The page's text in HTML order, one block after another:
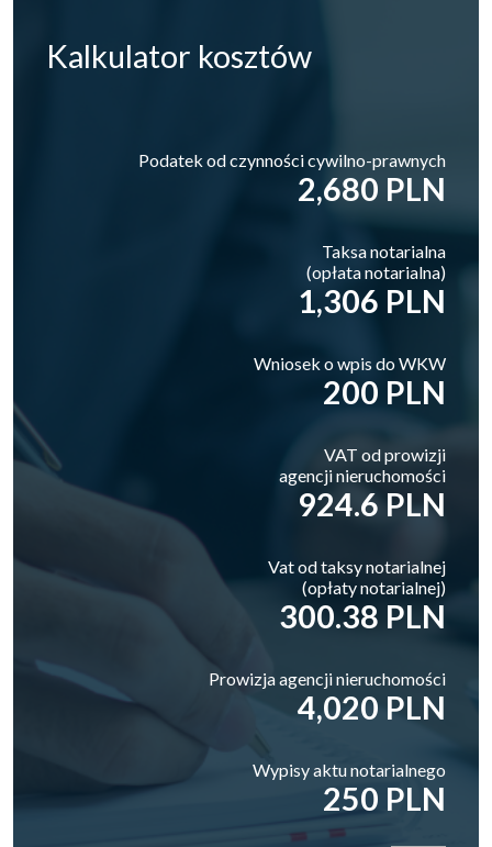
Kalkulator kosztów
Podatek od czynności cywilno-prawnych
2,680 PLN
Taksa notarialna
(opłata notarialna)
1,306 PLN
Wniosek o wpis do WKW
200 PLN
VAT od prowizji
agencji nieruchomości
924.6 PLN
Vat od taksy notarialnej
(opłaty notarialnej)
300.38 PLN
Prowizja agencji nieruchomości
4,020 PLN
Wypisy aktu notarialnego
250 PLN